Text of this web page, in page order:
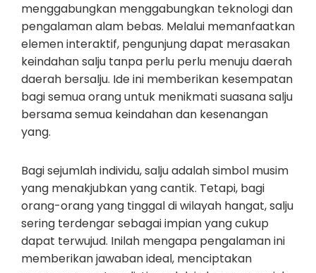
menggabungkan menggabungkan teknologi dan
pengalaman alam bebas. Melalui memanfaatkan
elemen interaktif, pengunjung dapat merasakan
keindahan salju tanpa perlu perlu menuju daerah
daerah bersalju. Ide ini memberikan kesempatan
bagi semua orang untuk menikmati suasana salju
bersama semua keindahan dan kesenangan
yang.
Bagi sejumlah individu, salju adalah simbol musim
yang menakjubkan yang cantik. Tetapi, bagi
orang-orang yang tinggal di wilayah hangat, salju
sering terdengar sebagai impian yang cukup
dapat terwujud. Inilah mengapa pengalaman ini
memberikan jawaban ideal, menciptakan